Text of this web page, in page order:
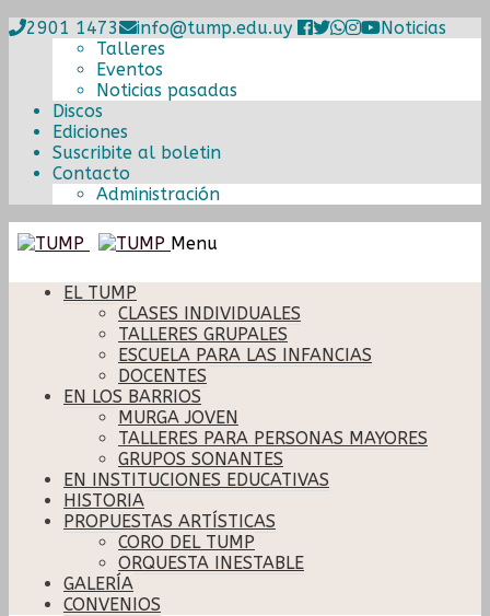
2901 1473 info@tump.edu.uy
Noticias
Talleres
Eventos
Noticias pasadas
Discos
Ediciones
Suscribite al boletin
Contacto
Administración
Ir
la
navegación
Ir
contenido
Menu
EL TUMP
CLASES INDIVIDUALES
TALLERES GRUPALES
ESCUELA PARA LAS INFANCIAS
DOCENTES
EN LOS BARRIOS
MURGA JOVEN
TALLERES PARA PERSONAS MAYORES
GRUPOS SONANTES
EN INSTITUCIONES EDUCATIVAS
HISTORIA
PROPUESTAS ARTÍSTICAS
CORO DEL TUMP
ORQUESTA INESTABLE
GALERÍA
CONVENIOS